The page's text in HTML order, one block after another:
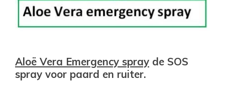
Aloë Vera Emergency spray de SOS
spray voor paard en ruiter.